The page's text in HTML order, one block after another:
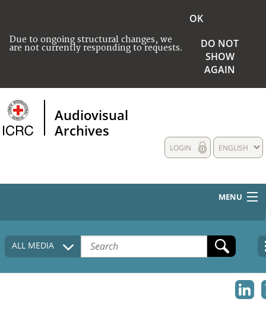
Due to ongoing structural changes, we
are not currently responding to requests.
OK
DO NOT
SHOW
AGAIN
Audiovisual
Archives
ENGLISH
LOGIN
MENU
HOME
COLLECTIONS DESCRIPTION
ALL MEDIA